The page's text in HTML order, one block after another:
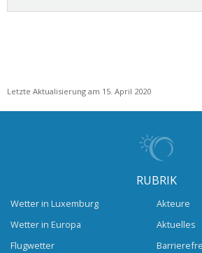
Letzte Aktualisierung am 15. April 2020
RUBRIK
Wetter in Luxemburg
Wetter in Europa
Flugwetter
Akteure
Aktuelles